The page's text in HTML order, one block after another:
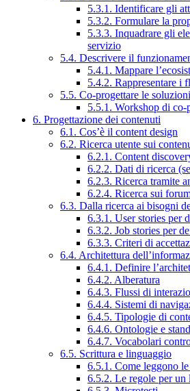
5.3.1. Identificare gli
5.3.2. Formulare la
5.3.3. Inquadrare gli
servizio
5.4. Descrivere il
5.4.1. Mappare
5.4.2. Rappresentare i
5.5. Co-progettare le soluzioni
5.5.1. Workshop di co-
6. Progettazione dei contenuti
6.1. Cos’è il content design
6.2. Ricerca utente sui
6.2.1. Content
6.2.2. Dati di ricerca
6.2.3. Ricerca tramite
6.2.4. Ricerca sui
6.3. Dalla ricerca ai bisogni
6.3.1. User stories per
6.3.2. Job stories per
6.3.3. Criteri di
6.4. Architettura
6.4.1. Definire
6.4.2. Alberatura
6.4.3. Flussi di
6.4.4. Sistemi di
6.4.5. Tipologie di
6.4.6. Ontologie e
6.4.7. Vocabolari
6.5. Scrittura e linguaggio
6.5.1. Come leggono
6.5.2. Le regole per un